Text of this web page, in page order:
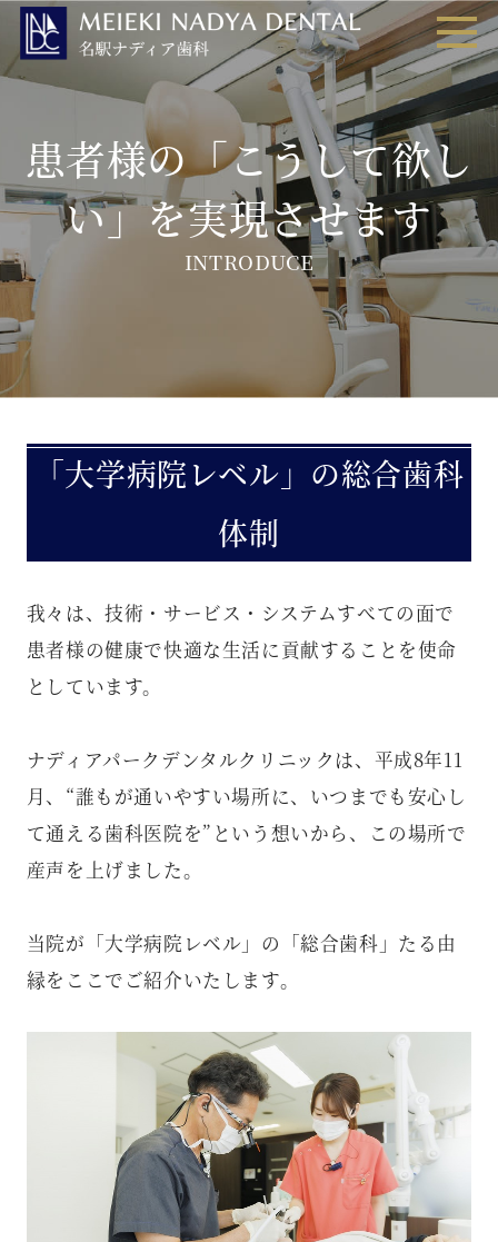
患者様の「こうして欲し
い」を実現させます
INTRODUCE
「大学病院レベル」の総合歯科
体制
我々は、技術・サービス・システムすべての面で
患者様の健康で快適な生活に貢献することを使命
としています。
ナディアパークデンタルクリニックは、平成8年11
月、“誰もが通いやすい場所に、いつまでも安心し
て通える歯科医院を”という想いから、この場所で
産声を上げました。
当院が「大学病院レベル」の「総合歯科」たる由
縁をここでご紹介いたします。